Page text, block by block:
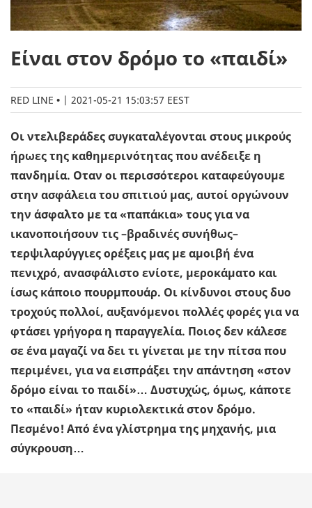
Είναι στον δρόμο το «παιδί»
RED LINE | 2021-05-21 15:03:57 EEST
Οι ντελιβεράδες συγκαταλέγονται στους μικρούς
ήρωες της καθημερινότητας που ανέδειξε η
πανδημία. Οταν οι περισσότεροι καταφεύγουμε
στην ασφάλεια του σπιτιού μας, αυτοί οργώνουν
την άσφαλτο με τα «παπάκια» τους για να
ικανοποιήσουν τις –βραδινές συνήθως–
τερψιλαρύγγιες ορέξεις μας με αμοιβή ένα
πενιχρό, ανασφάλιστο ενίοτε, μεροκάματο και
ίσως κάποιο πουρμπουάρ. Οι κίνδυνοι στους δυο
τροχούς πολλοί, αυξανόμενοι πολλές φορές για να
φτάσει γρήγορα η παραγγελία. Ποιος δεν κάλεσε
σε ένα μαγαζί να δει τι γίνεται με την πίτσα που
περιμένει, για να εισπράξει την απάντηση «στον
δρόμο είναι το παιδί»… Δυστυχώς, όμως, κάποτε
το «παιδί» ήταν κυριολεκτικά στον δρόμο.
Πεσμένο! Από ένα γλίστρημα της μηχανής, μια
σύγκρουση…